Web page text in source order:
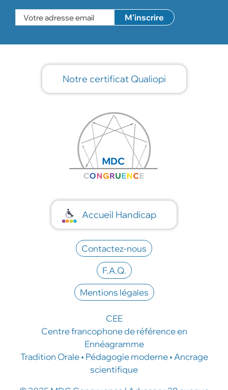
Notre certificat Qualiopi
Accueil Handicap
Contactez-nous
F.A.Q.
Mentions légales
CEE
Centre francophone de référence en
Ennéagramme
Tradition Orale • Pédagogie moderne • Ancrage
scientifique